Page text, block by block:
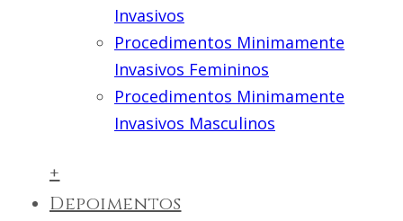
Invasivos
Procedimentos Minimamente
Invasivos Femininos
Procedimentos Minimamente
Invasivos Masculinos
+
Depoimentos